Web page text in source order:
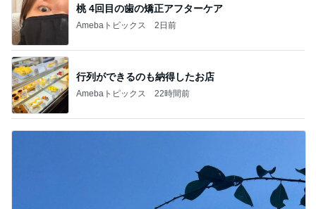
桃 4回目の歯の矯正アフターケア
Amebaトピックス 2日前
行列ができるのも納得したお店
Amebaトピックス 22時間前